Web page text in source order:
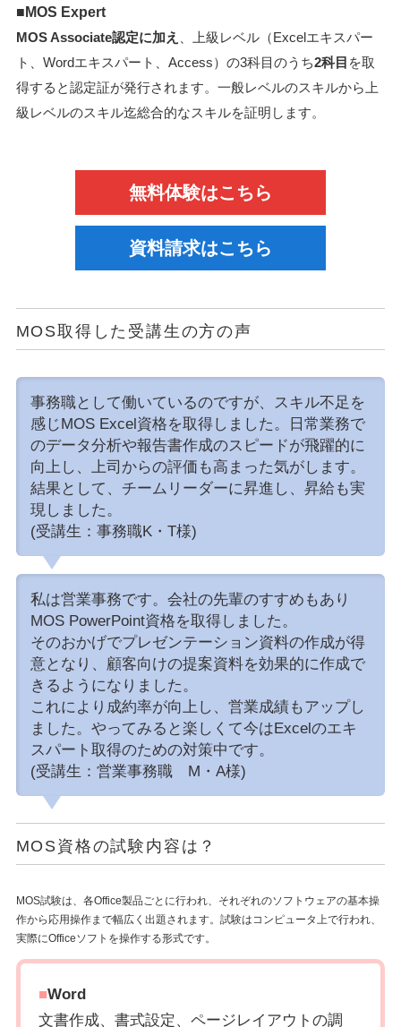
■MOS Expert
MOS Associate認定に加え 、上級レベル（Excelエキスパー
ト、Wordエキスパート、Access）の3科目のうち2科目 を取
得すると認定証が発行されます。一般レベルのスキルから上
級レベルのスキル迄総合的なスキルを証明します。
無料体験はこちら
資料請求はこちら
MOS取得した受講生の方の声
事務職として働いているのですが、スキル不足を
感じMOS Excel資格を取得しました。日常業務で
のデータ分析や報告書作成のスピードが飛躍的に
向上し、上司からの評価も高まった気がします。
結果として、チームリーダーに昇進し、昇給も実
現しました。
(受講生：事務職K・T様)
私は営業事務です。会社の先輩のすすめもあり
MOS PowerPoint資格を取得しました。
そのおかげでプレゼンテーション資料の作成が得
意となり、顧客向けの提案資料を効果的に作成で
きるようになりました。
これにより成約率が向上し、営業成績もアップし
ました。やってみると楽しくて今はExcelのエキ
スパート取得のための対策中です。
(受講生：営業事務職 M・A様)
MOS資格の試験内容は？
MOS試験は、各Office製品ごとに行われ、それぞれのソフトウェアの基本操
作から応用操作まで幅広く出題されます。試験はコンピュータ上で行われ、
実際にOfficeソフトを操作する形式です。
■Word
文書作成、書式設定、ページレイアウトの調